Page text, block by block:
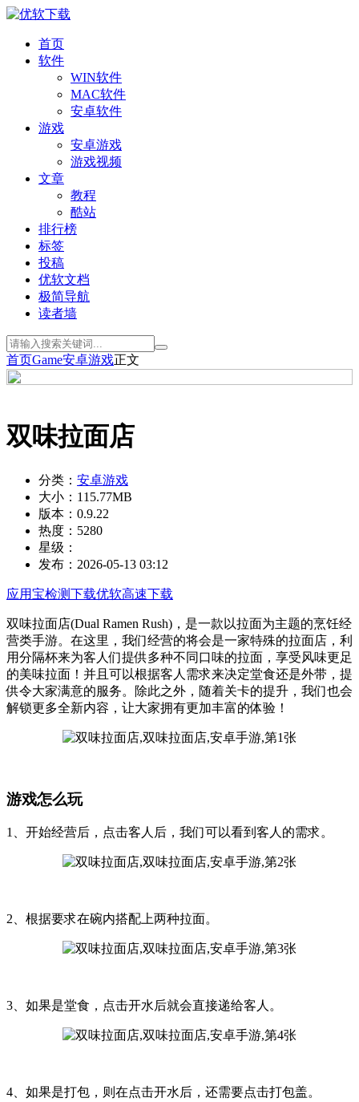
首页
软件
WIN软件
MAC软件
安卓软件
游戏
安卓游戏
游戏视频
文章
教程
酷站
排行榜
标签
投稿
优软文档
极简导航
读者墙
首页Game安卓游戏正文
双味拉面店
分类： 安卓游戏
大小： 115.77MB
版本： 0.9.22
热度： 5280
星级：
发布： 2026-05-13 03:12
应用宝检测下载优软高速下载
双味拉面店(Dual Ramen Rush)，是一款以拉面为主题的烹饪经
营类手游。在这里，我们经营的将会是一家特殊的拉面店，利
用分隔杯来为客人们提供多种不同口味的拉面，享受风味更足
的美味拉面！并且可以根据客人需求来决定堂食还是外带，提
供令大家满意的服务。除此之外，随着关卡的提升，我们也会
解锁更多全新内容，让大家拥有更加丰富的体验！
游戏怎么玩
1、开始经营后，点击客人后，我们可以看到客人的需求。
2、根据要求在碗内搭配上两种拉面。
3、如果是堂食，点击开水后就会直接递给客人。
4、如果是打包，则在点击开水后，还需要点击打包盖。